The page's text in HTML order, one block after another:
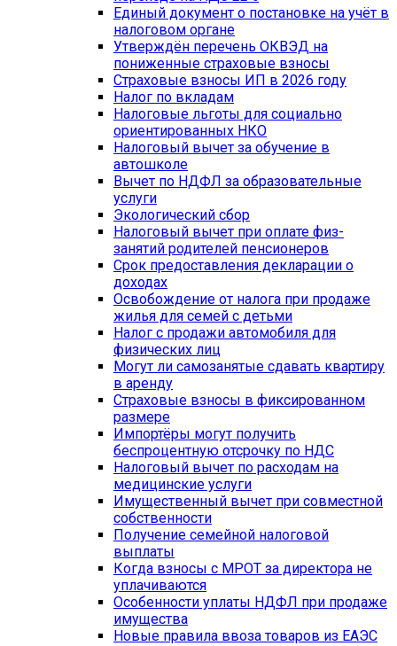
Единый документ о постановке на учёт в
налоговом органе
Утверждён перечень ОКВЭД на
пониженные страховые взносы
Страховые взносы ИП в 2026 году
Налог по вкладам
Налоговые льготы для социально
ориентированных НКО
Налоговый вычет за обучение в
автошколе
Вычет по НДФЛ за образовательные
услуги
Экологический сбор
Налоговый вычет при оплате физ-
занятий родителей пенсионеров
Срок предоставления декларации о
доходах
Освобождение от налога при продаже
жилья для семей с детьми
Налог с продажи автомобиля для
физических лиц
Могут ли самозанятые сдавать квартиру
в аренду
Страховые взносы в фиксированном
размере
Импортёры могут получить
беспроцентную отсрочку по НДС
Налоговый вычет по расходам на
медицинские услуги
Имущественный вычет при совместной
собственности
Получение семейной налоговой
выплаты
Когда взносы с МРОТ за директора не
уплачиваются
Особенности уплаты НДФЛ при продаже
имущества
Новые правила ввоза товаров из ЕАЭС